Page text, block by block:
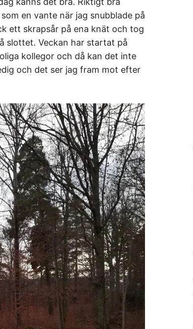
en vante när jag snubblade på
ett skrapsår på ena knät och tog
slottet. Veckan har startat på
kollegor och då kan det inte
och det ser jag fram mot efter